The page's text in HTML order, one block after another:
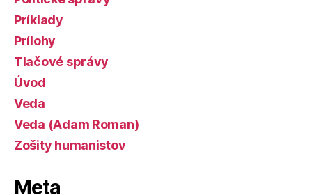
Príklady
Prílohy
Tlačové správy
Úvod
Veda
Veda (Adam Roman)
Zošity humanistov
Meta